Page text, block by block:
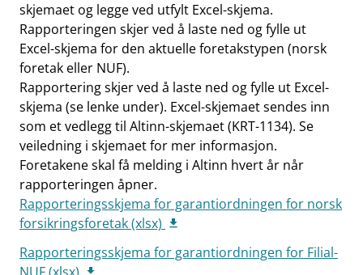
skjemaet og legge ved utfylt Excel-skjema.
Rapporteringen skjer ved å laste ned og fylle ut
Excel-skjema for den aktuelle foretakstypen (norsk
foretak eller NUF).
Rapportering skjer ved å laste ned og fylle ut Excel-
skjema (se lenke under). Excel-skjemaet sendes inn
som et vedlegg til Altinn-skjemaet (KRT-1134). Se
veiledning i skjemaet for mer informasjon.
Foretakene skal få melding i Altinn hvert år når
rapporteringen åpner.
Rapporteringsskjema for garantiordningen for norsk
forsikringsforetak (xlsx)
Rapporteringsskjema for garantiordningen for Filial-